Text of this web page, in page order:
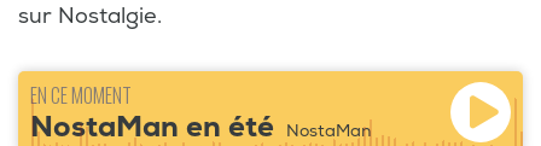
sur Nostalgie.
EN CE MOMENT
NostaMan en été NostaMan